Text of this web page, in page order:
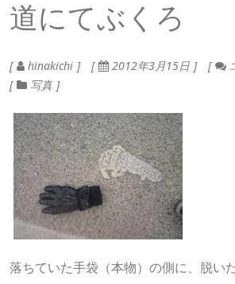
道にてぶくろ
hinakichi 2012年3月15日
写真
落ちていた手袋（本物）の側に、脱い